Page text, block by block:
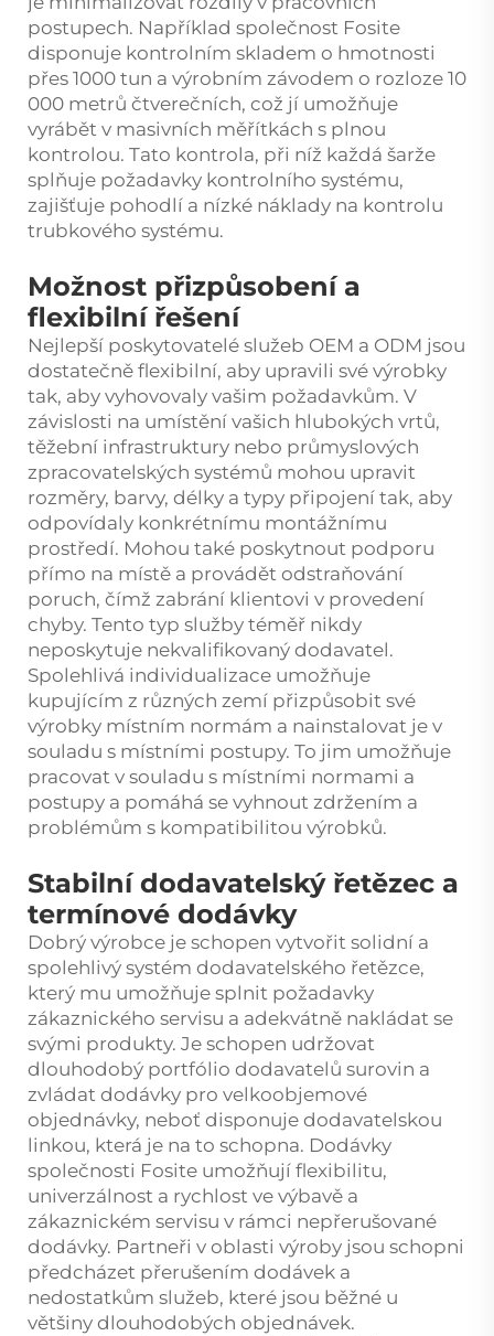
postupech. Například společnost Fosite
disponuje kontrolním skladem o hmotnosti
přes 1000 tun a výrobním závodem o rozloze 10
000 metrů čtverečních, což jí umožňuje
vyrábět v masivních měřítkách s plnou
kontrolou. Tato kontrola, při níž každá šarže
splňuje požadavky kontrolního systému,
zajišťuje pohodlí a nízké náklady na kontrolu
trubkového systému.
Možnost přizpůsobení a
flexibilní řešení
Nejlepší poskytovatelé služeb OEM a ODM jsou
dostatečně flexibilní, aby upravili své výrobky
tak, aby vyhovovaly vašim požadavkům. V
závislosti na umístění vašich hlubokých vrtů,
těžební infrastruktury nebo průmyslových
zpracovatelských systémů mohou upravit
rozměry, barvy, délky a typy připojení tak, aby
odpovídaly konkrétnímu montážnímu
prostředí. Mohou také poskytnout podporu
přímo na místě a provádět odstraňování
poruch, čímž zabrání klientovi v provedení
chyby. Tento typ služby téměř nikdy
neposkytuje nekvalifikovaný dodavatel.
Spolehlivá individualizace umožňuje
kupujícím z různých zemí přizpůsobit své
výrobky místním normám a nainstalovat je v
souladu s místními postupy. To jim umožňuje
pracovat v souladu s místními normami a
postupy a pomáhá se vyhnout zdržením a
problémům s kompatibilitou výrobků.
Stabilní dodavatelský řetězec a
termínové dodávky
Dobrý výrobce je schopen vytvořit solidní a
spolehlivý systém dodavatelského řetězce,
který mu umožňuje splnit požadavky
zákaznického servisu a adekvátně nakládat se
svými produkty. Je schopen udržovat
dlouhodobý portfólio dodavatelů surovin a
zvládat dodávky pro velkoobjemové
objednávky, neboť disponuje dodavatelskou
linkou, která je na to schopna. Dodávky
společnosti Fosite umožňují flexibilitu,
univerzálnost a rychlost ve výbavě a
zákaznickém servisu v rámci nepřerušované
dodávky. Partneři v oblasti výroby jsou schopni
předcházet přerušením dodávek a
nedostatkům služeb, které jsou běžné u
většiny dlouhodobých objednávek.